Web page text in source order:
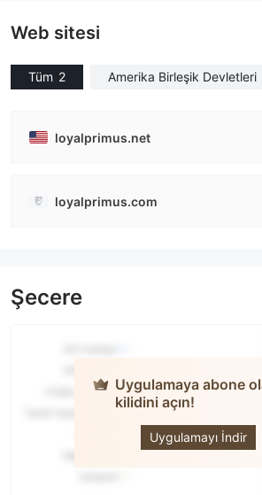
Web sitesi
Tüm 2 Amerika Birleşik Devletleri
loyalprimus.net
loyalprimus.com
Şecere
Uygulamaya abone
kilidini açın!
Uygulamayı İndir
LOYAL